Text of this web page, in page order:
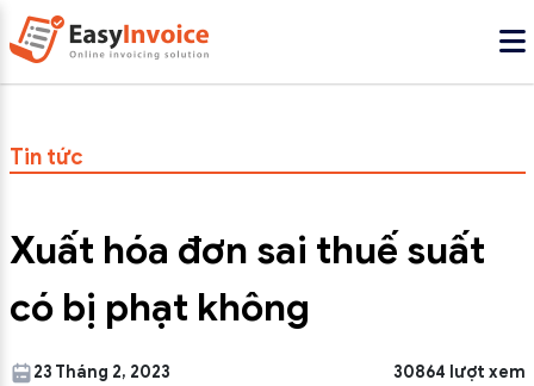
Tin tức
Xuất hóa đơn sai thuế suất
có bị phạt không
23 Tháng 2, 2023 30864 lượt xem